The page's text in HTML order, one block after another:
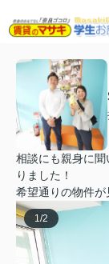
相談にも親身に
りました！
希望通りの物件が
1/2